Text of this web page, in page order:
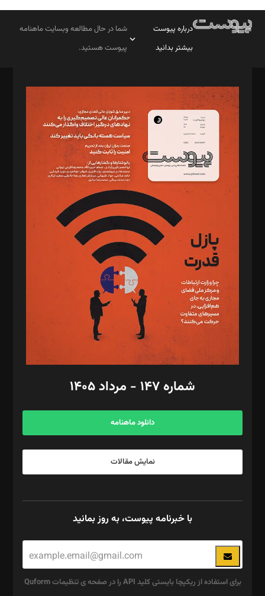
درباره پیوست
بیشتر بدانید
شما در حال مطالعه وبسایت ماهنامه
پیوست هستید.
مدیر مسئول: محمدباقر اثنی‌عشری
سردبیر: مهرک محمودی
دبیر تحریریه: میثم قاسمی
د‌بیر ناداستان: سمانه سمیع
د‌بیر خدمت و تجارت: ابوالفضل رجبی
د‌بیر حقوق فناوری: حسام‌الدین ایپکچی
د‌بیر پیوست جهان: مینا پاکدل
د‌بیر تحریریه آنلاین: بابک نقاش
تحریریه‌: مجتبی محمود‌ی، آرش برهمند، یسنا امان‌پور، سروش کرمیان،
مصطفی مسجدی آرانی، ابوالفضل رجبی، زهرا فکرانه، فائزه فتحی
رستمی،مصطفی باستان
ویرایش: نگار استاد‌‌آقا
طراح یونیفرم: مجید توکلی
فیلمبرداری و عکاسی: امیر شفیعی، مانی لطفی زاده
گرافیک و صفحه‌آرایی: سید‌سبحان‌علی ثابت
مد‌یر توسعه تجاری: کامبیز برید‌
امور مالی: شاپور رهبری، محمد‌ کاظمی‌نیا
آگهی و مشترکین: ۰۹۱۹۹۹۹۰۴۵۴
شماره ۱۴۷ - مرداد ۱۴۰۵
دانلود ماهنامه
نمایش مقالات
با خبرنامه پیوست، به روز بمانید
برای استفاده از ریکپچا بایستی کلید API را در صفحه ی تنظیمات Quform